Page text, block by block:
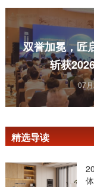
双誉加冕，匠
斩获
07
精选导读